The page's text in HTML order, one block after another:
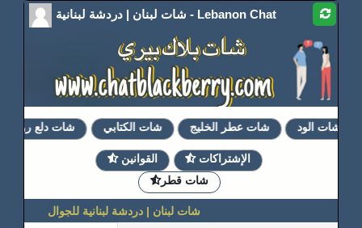
شات لبنان | دردشة لبنانية - Lebanon Chat
شات دلع روحي شات الكتابي شات عطر الخليج شات الود
القوانين
الإشتراكات
شات قطر
شات لبنان | دردشة لبنانية للجوال